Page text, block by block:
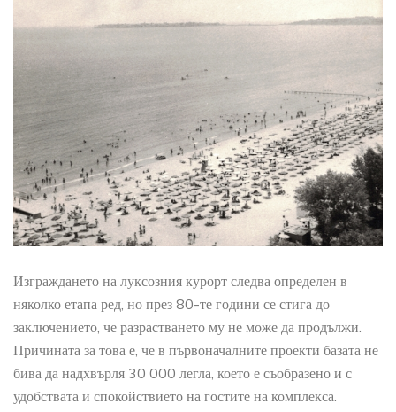
Изграждането на луксозния курорт следва определен в
няколко етапа ред, но през 80-те години се стига до
заключението, че разрастването му не може да продължи.
Причината за това е, че в първоначалните проекти базата не
бива да надхвърля 30 000 легла, което е съобразено и с
удобствата и спокойствието на гостите на комплекса.